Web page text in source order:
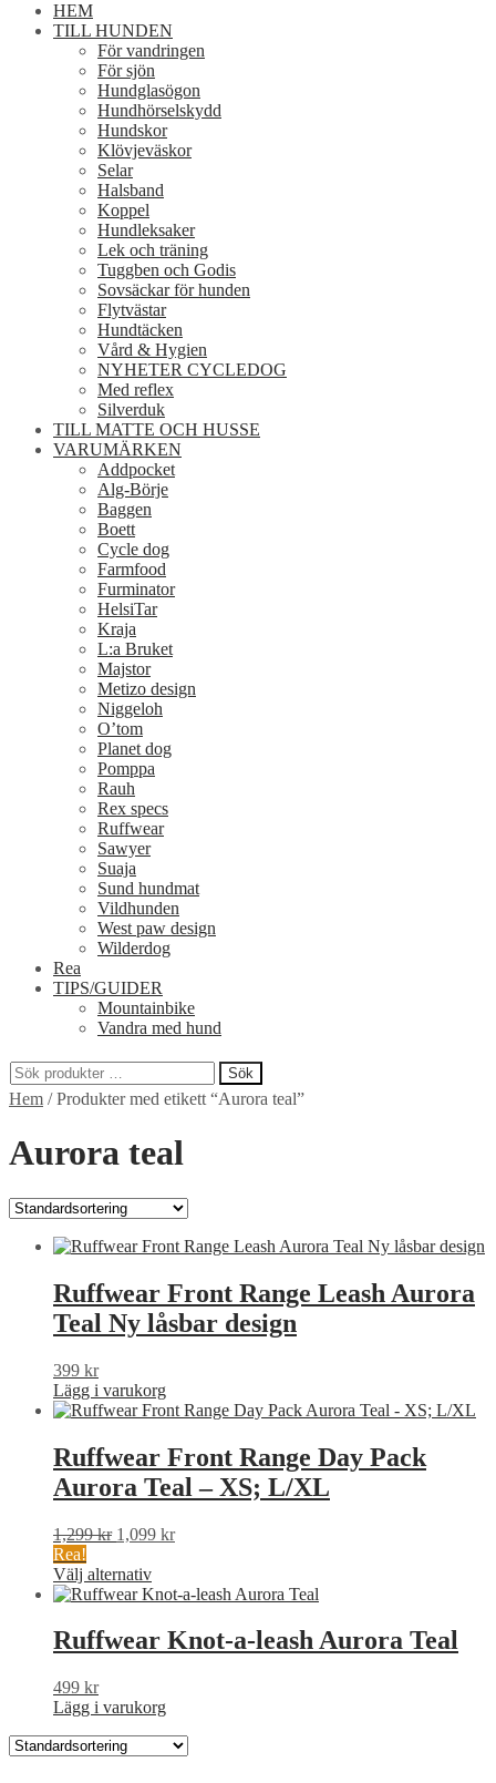
HEM
TILL HUNDEN
För vandringen
För sjön
Hundglasögon
Hundhörselskydd
Hundskor
Klövjeväskor
Selar
Halsband
Koppel
Hundleksaker
Lek och träning
Tuggben och Godis
Sovsäckar för hunden
Flytvästar
Hundtäcken
Vård & Hygien
NYHETER CYCLEDOG
Med reflex
Silverduk
TILL MATTE OCH HUSSE
VARUMÄRKEN
Addpocket
Alg-Börje
Baggen
Boett
Cycle dog
Farmfood
Furminator
HelsiTar
Kraja
L:a Bruket
Majstor
Metizo design
Niggeloh
O’tom
Planet dog
Pomppa
Rauh
Rex specs
Ruffwear
Sawyer
Suaja
Sund hundmat
Vildhunden
West paw design
Wilderdog
Rea
TIPS/GUIDER
Mountainbike
Vandra med hund
Sök
efter:
Sök
Hem /Produkter med etikett “Aurora teal”
Aurora teal
Ruffwear Front Range Leash Aurora
Teal Ny låsbar design
399 kr
Lägg i varukorg
Ruffwear Front Range Day Pack
Aurora Teal – XS; L/XL
1,299kr Det
priset
var:
1,099 krDet
är:
Rea!
Välj alternativDen
här
har
flera
olika
alternativen
kan
Ruffwear Knot-a-leash Aurora Teal
499 kr
Lägg i varukorg